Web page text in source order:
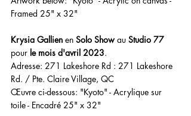
Framed 25" x 32"
Krysia Gallien en Solo Show au Studio 77
pour le mois d'avril 2023.
Adresse: 271 Lakeshore Rd : 271 Lakeshore
Rd. / Pte. Claire Village, QC
Œuvre ci-dessous: "Kyoto" - Acrylique sur
toile - Encadré 25" x 32"